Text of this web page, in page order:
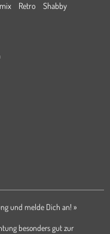
Retro
Shabby
und melde Dich an! »
besonders gut zur